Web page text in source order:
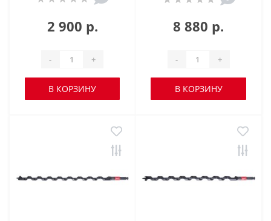
2 900 р.
- +
В КОРЗИНУ
8 880 р.
- +
В КОРЗИНУ